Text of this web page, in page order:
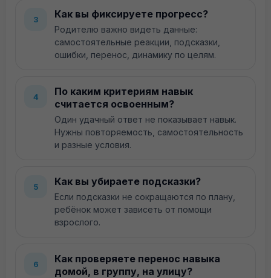
3 Как вы фиксируете прогресс?
Родителю важно видеть данные:
самостоятельные реакции, подсказки,
ошибки, перенос, динамику по целям.
4
По каким критериям навык
считается освоенным?
Один удачный ответ не показывает навык.
Нужны повторяемость, самостоятельность
и разные условия.
5 Как вы убираете подсказки?
Если подсказки не сокращаются по плану,
ребёнок может зависеть от помощи
взрослого.
6
Как проверяете перенос навыка
домой, в группу, на улицу?
Автономная Некоммерческой Организации
Центр Дополнительного Образования И Развития
ОГРН1267700091878 ИНН 9721263789
Политика конфиденциальности